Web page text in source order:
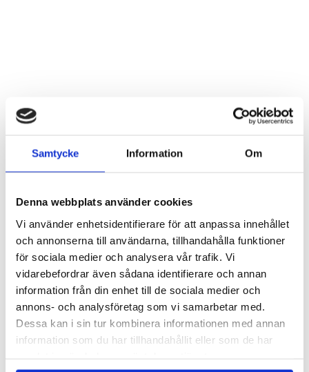
Samtycke Information Om
Denna webbplats använder cookies
Vi använder enhetsidentifierare för att anpassa innehållet
och annonserna till användarna, tillhandahålla funktioner
för sociala medier och analysera vår trafik. Vi
vidarebefordrar även sådana identifierare och annan
information från din enhet till de sociala medier och
annons- och analysföretag som vi samarbetar med.
Dessa kan i sin tur kombinera informationen med annan
information som du har tillhandahållit eller som de har
Sten ”Älskade mamma”
Artnr: 7628
8 cm
Logga in för att se pris
LÄS MER